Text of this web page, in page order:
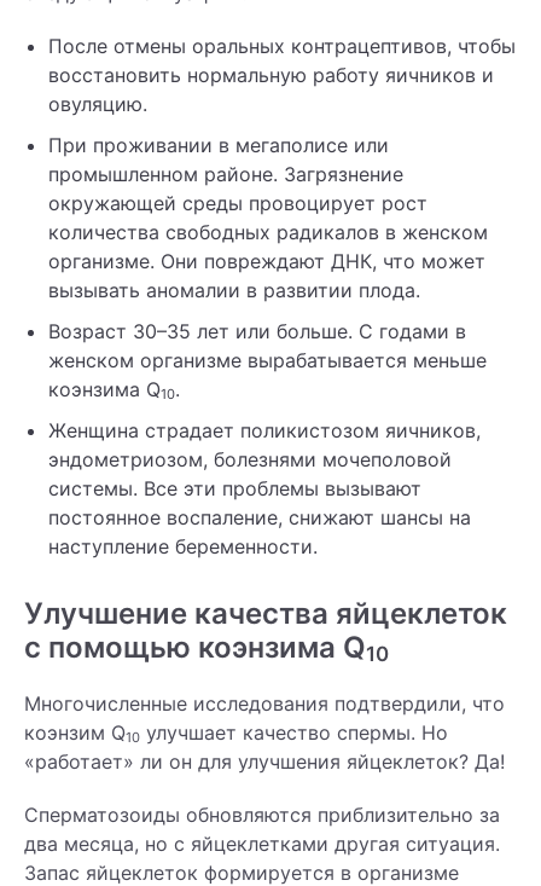
После отмены оральных контрацептивов, чтобы
восстановить нормальную работу яичников и
овуляцию.
При проживании в мегаполисе или
промышленном районе. Загрязнение
окружающей среды провоцирует рост
количества свободных радикалов в женском
организме. Они повреждают ДНК, что может
вызывать аномалии в развитии плода.
Возраст 30–35 лет или больше. С годами в
женском организме вырабатывается меньше
коэнзима Q10.
Женщина страдает поликистозом яичников,
эндометриозом, болезнями мочеполовой
системы. Все эти проблемы вызывают
постоянное воспаление, снижают шансы на
наступление беременности.
Улучшение качества яйцеклеток
с помощью коэнзима Q10
Многочисленные исследования подтвердили, что
коэнзим Q10 улучшает качество спермы. Но
«работает» ли он для улучшения яйцеклеток? Да!
Сперматозоиды обновляются приблизительно за
два месяца, но с яйцеклетками другая ситуация.
Запас яйцеклеток формируется в организме